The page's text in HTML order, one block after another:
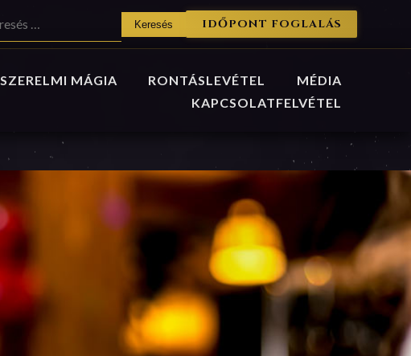
IDŐPONT FOGLALÁS
SZERELMI MÁGIA RONTÁSLEVÉTEL
MÉDIA
KAPCSOLATFELVÉTEL